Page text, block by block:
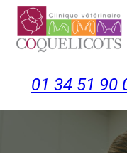
01 34 51 90
Panneau de gestion des